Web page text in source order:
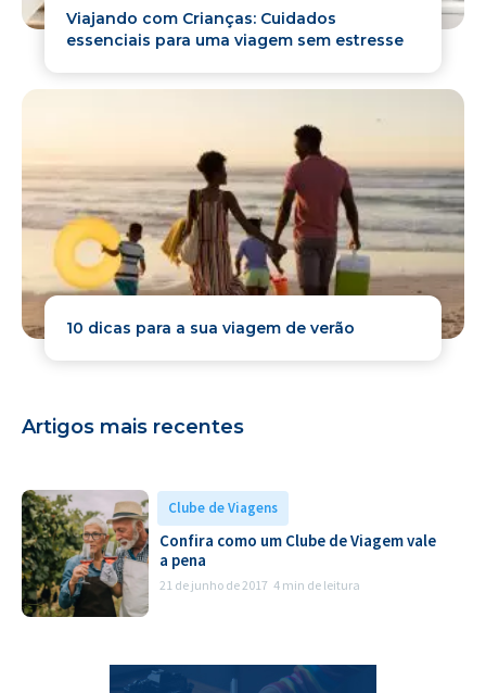
Viajando com Crianças: Cuidados
essenciais para uma viagem sem estresse
10 dicas para a sua viagem de verão
Artigos mais recentes
Clube de Viagens
Confira como um Clube de Viagem vale
a pena
21 de junho de 2017 4 min de leitura